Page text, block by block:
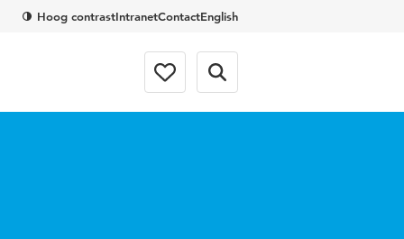
Hoog contrastIntranetContactEnglish